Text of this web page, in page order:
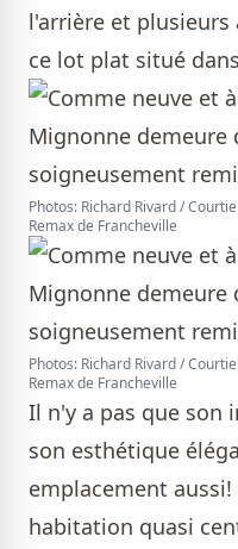
l'arrière et
ce lot plat situé
Photos: Richard Rivard /
Remax de Francheville
Photos: Richard Rivard /
Remax de Francheville
Il n'y a pas que son
son esthétique
emplacement
habitation quasi